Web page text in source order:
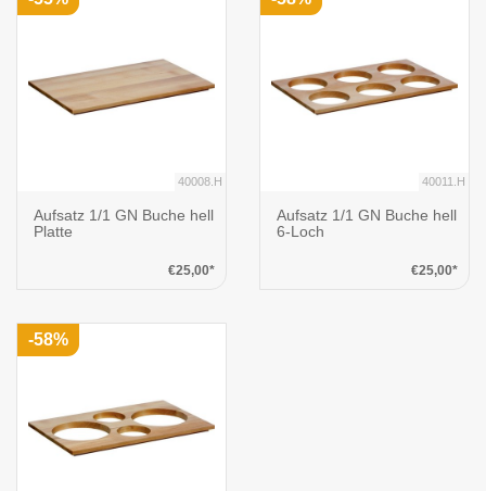
40008.H
Aufsatz 1/1 GN Buche hell
Platte
€25,00*
40011.H
Aufsatz 1/1 GN Buche hell
6-Loch
€25,00*
-58%